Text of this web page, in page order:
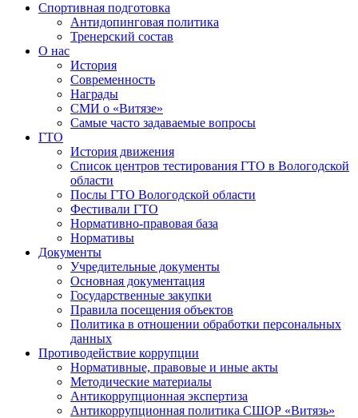
Спортивная подготовка
Антидопинговая политика
Тренерский состав
О нас
История
Современность
Награды
СМИ о «Витязе»
Самые часто задаваемые вопросы
ГТО
История движения
Список центров тестирования ГТО в Вологодской
области
Послы ГТО Вологодской области
Фестивали ГТО
Нормативно-правовая база
Нормативы
Документы
Учредительные документы
Основная документация
Государственные закупки
Правила посещения объектов
Политика в отношении обработки персональных
данных
Противодействие коррупции
Нормативные, правовые и иные акты
Методические материалы
Антикоррупционная экспертиза
Антикоррупционная политика СШОР «Витязь»